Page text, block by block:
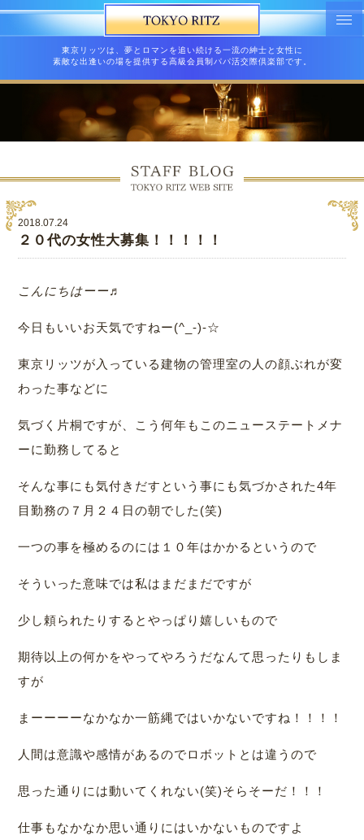
東京リッツは、夢とロマンを追い続ける一流の紳士と女性に
素敵な出逢いの場を提供する高級会員制パパ活交際倶楽部です。
2018.07.24
２０代の女性大募集！！！！！
こ んにちはーー♬
今日もいいお天気ですねー(^_-)-☆
東京リッツが入っている建物の管理室の人の顔ぶれが変
わった事などに
気づく片桐ですが、こう何年もこのニューステートメナ
ーに勤務してると
そんな事にも気付きだすという事にも気づかされた4年
目勤務の７月２４日の朝でした(笑)
一つの事を極めるのには１０年はかかるというので
そういった意味では私はまだまだですが
少し頼られたりするとやっぱり嬉しいもので
期待以上の何かをやってやろうだなんて思ったりもしま
すが
まーーーーなかなか一筋縄ではいかないですね！！！！
人間は意識や感情があるのでロボットとは違うので
思った通りには動いてくれない(笑)そらそーだ！！！
仕事もなかなか思い通りにはいかないものですよ